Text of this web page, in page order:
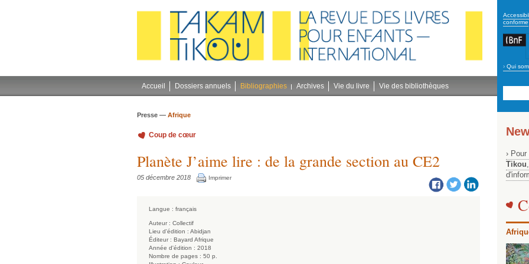
conforme
› Qui
Accueil Dossiers annuels Bibliographies Archives Vie du livre Vie des bibliothèques
Presse — Afrique
Coup de cœur
Planète J’aime lire : de la grande section au CE2
05 décembre 2018 Imprimer
Langue : français
Auteur : Collectif
Lieu d'édition : Abidjan
Éditeur : Bayard Afrique
Année d'édition : 2018
Nombre de pages : 50 p.
›
Tikou